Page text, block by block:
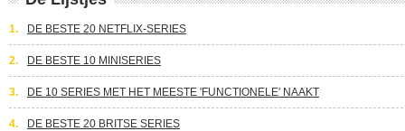
1. DE BESTE 20 NETFLIX-SERIES
2. DE BESTE 10 MINISERIES
3. DE 10 SERIES MET HET MEESTE 'FUNCTIONELE' NAAKT
4. DE BESTE 20 BRITSE SERIES